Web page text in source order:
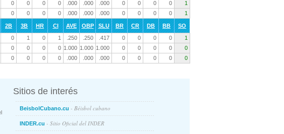
0 0 0 0 .000 .000 .000 0 0 0 0
1
0 0 0 0 .000 .000 .000 0 0 0 0 1
2B 3B HR CI AVE OBP SLU BR CR DB BB
SO
0 1 0 1 .250 .250 .417 0 0 0 0
1
0 0 0 0 1.000 1.000 1.000 0 0 0 0
0
0 0 0 0 .000 .000 .000 0 0 0 0 0
Sitios de interés
BeisbolCubano.cu - Béisbol cubano
INDER.cu - Sitio Oficial del INDER